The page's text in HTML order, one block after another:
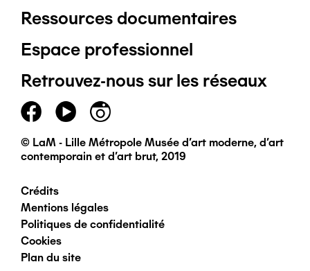
Pied
de
page
principal
Ressources documentaires
Espace professionnel
Retrouvez-nous sur les réseaux
© LaM - Lille Métropole Musée d'art moderne, d'art
contemporain et d'art brut, 2019
Pied
de
Crédits
Mentions légales
Politiques de confidentialité
Cookies
Plan du site